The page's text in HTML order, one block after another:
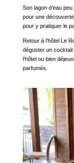
Son lagon d’eau
pour une
pour y pratiquer le
Retour à l’hôtel Le
déguster un
l’hôtel ou bien
parfumés.